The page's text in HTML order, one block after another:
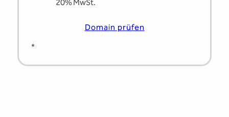
20% MwSt.
Domain prüfen
*